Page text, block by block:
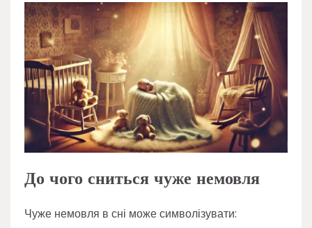
До чого сниться чуже немовля
Чуже немовля в сні може символізувати: